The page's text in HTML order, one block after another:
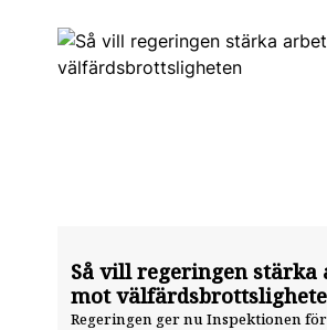
Så vill regeringen stärka
mot
Regeringen ger nu Inspektionen